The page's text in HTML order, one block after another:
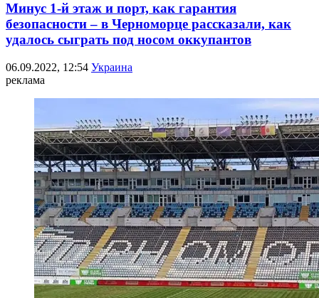
Минус 1-й этаж и порт, как гарантия
безопасности – в Черноморце рассказали, как
удалось сыграть под носом оккупантов
06.09.2022, 12:54 Украина
реклама